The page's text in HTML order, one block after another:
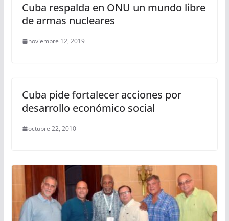
Cuba respalda en ONU un mundo libre
de armas nucleares
noviembre 12, 2019
Cuba pide fortalecer acciones por
desarrollo económico social
octubre 22, 2010